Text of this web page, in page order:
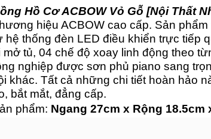
Hồ Cơ ACBOW Vỏ Gỗ [Nội Thất
hiệu ACBOW cao cấp. Sản
hệ thống đèn LED điều khiển trực tiếp
tủ, 04 chế độ xoay linh động theo
nghiệp được sơn phủ piano sang
khác. Tất cả những chi tiết hoàn hảo
bắt mắt, đẳng cấp.
phẩm: Ngang 27cm x Rộng 18.5cm